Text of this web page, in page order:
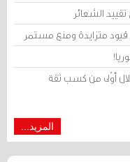
الشعائر
قيود متزايدة ومنع مستمر
أوْلى من كسب ثقة
المزيد...